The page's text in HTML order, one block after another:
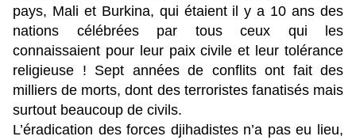
pays, Mali et Burkina, qui étaient il y a 10 ans des
nations célébrées par tous ceux qui les
connaissaient pour leur paix civile et leur tolérance
religieuse ! Sept années de conflits ont fait des
milliers de morts, dont des terroristes fanatisés mais
surtout beaucoup de civils.
L’éradication des forces djihadistes n’a pas eu lieu,